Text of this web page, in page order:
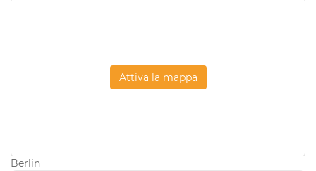
Attiva la mappa
Berlin